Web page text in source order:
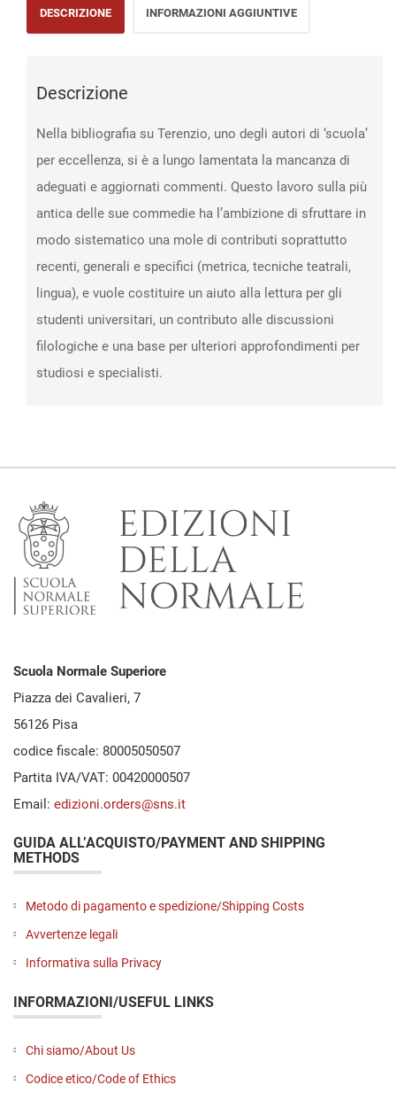
DESCRIZIONE INFORMAZIONI AGGIUNTIVE
Descrizione
Nella bibliografia su Terenzio, uno degli autori di ‘scuola’
per eccellenza, si è a lungo lamentata la mancanza di
adeguati e aggiornati commenti. Questo lavoro sulla più
antica delle sue commedie ha l’ambizione di sfruttare in
modo sistematico una mole di contributi soprattutto
recenti, generali e specifici (metrica, tecniche teatrali,
lingua), e vuole costituire un aiuto alla lettura per gli
studenti universitari, un contributo alle discussioni
filologiche e una base per ulteriori approfondimenti per
studiosi e specialisti.
Scuola Normale Superiore
Piazza dei Cavalieri, 7
56126 Pisa
codice fiscale: 80005050507
Partita IVA/VAT: 00420000507
Email: edizioni.orders@sns.it
GUIDA ALL’ACQUISTO/PAYMENT AND SHIPPING
METHODS
Metodo di pagamento e spedizione/Shipping Costs
Avvertenze legali
Informativa sulla Privacy
INFORMAZIONI/USEFUL LINKS
Chi siamo/About Us
Codice etico/Code of Ethics